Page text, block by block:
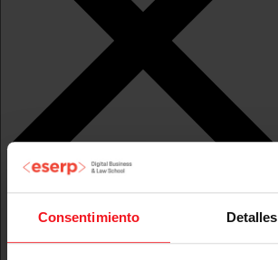
Consentimiento Detalles